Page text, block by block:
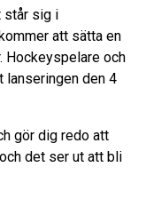
står sig i
att sätta en
Hockeyspelare och
lanseringen den 4
gör dig redo att
det ser ut att bli